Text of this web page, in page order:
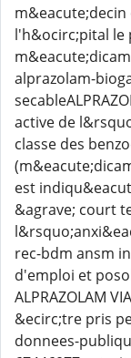
m&eacute;decin
l'h&ocirc;pital le
alprazolam-
active de
classe des
est
&agrave; court
rec-bdm ansm
d'emploi et
ALPRAZOLAM
&ecirc;tre pris
donnees-